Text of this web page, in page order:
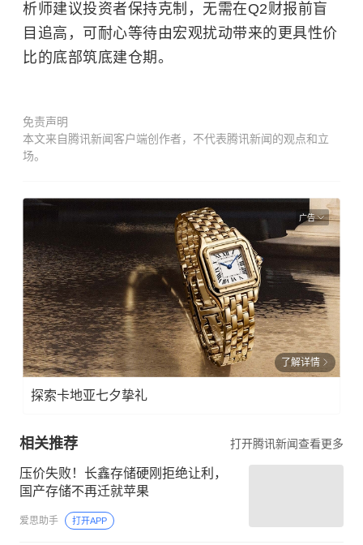
析师建议投资者保持克制，无需在Q2财报前盲
目追高，可耐心等待由宏观扰动带来的更具性价
比的底部筑底建仓期。
免责声明
本文来自腾讯新闻客户端创作者，不代表腾讯新闻的观点和立
场。
广告
了解详情
探索卡地亚七夕挚礼
相关推荐 打开腾讯新闻查看更多
压价失败！长鑫存储硬刚拒绝让利，
国产存储不再迁就苹果
爱思助手 打开APP